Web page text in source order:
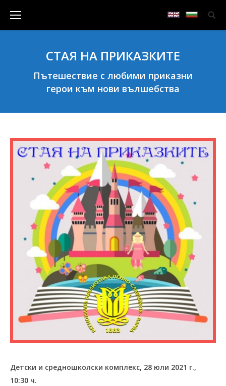
СТАЯ НА ПРИКАЗКИТЕ
Пътешествие с любими приказни
герои към нови вълшебства
Детски и средношколски комплекс, 28 юли 2021 г.,
10:30 ч.